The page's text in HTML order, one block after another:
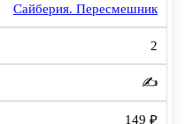
Сайберия. Пересмешник
2
✍️
149 ₽